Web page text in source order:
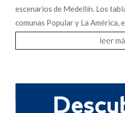
escenarios de Medellín. Los
comunas Popular y La América,
leer